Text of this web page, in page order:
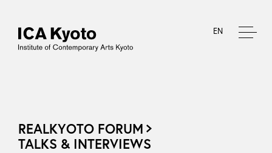
EN
REALKYOTO FORUM
TALKS & INTERVIEWS